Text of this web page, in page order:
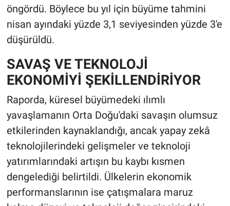
öngördü. Böylece bu yıl için büyüme tahmini
nisan ayındaki yüzde 3,1 seviyesinden yüzde 3'e
düşürüldü.
SAVAŞ VE TEKNOLOJİ
EKONOMİYİ ŞEKİLLENDİRİYOR
Raporda, küresel büyümedeki ılımlı
yavaşlamanın Orta Doğu'daki savaşın olumsuz
etkilerinden kaynaklandığı, ancak yapay zekâ
teknolojilerindeki gelişmeler ve teknoloji
yatırımlarındaki artışın bu kaybı kısmen
dengelediği belirtildi. Ülkelerin ekonomik
performanslarının ise çatışmalara maruz